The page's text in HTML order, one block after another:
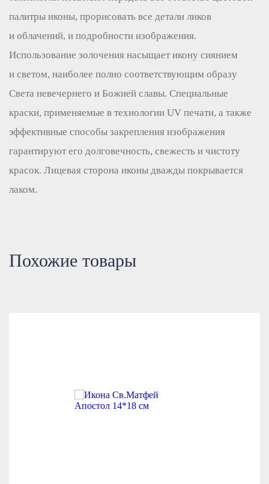
палитры иконы, прорисовать все детали ликов
и облачений, и подробности изображения.
Использование золочения насыщает икону сиянием
и светом, наиболее полно соответствующим образу
Света невечернего и Божией славы. Специальные
краски, применяемые в технологии UV печати, а также
эффективные способы закрепления изображения
гарантируют его долговечность, свежесть и чистоту
красок. Лицевая сторона иконы дважды покрывается
лаком.
Похожие товары